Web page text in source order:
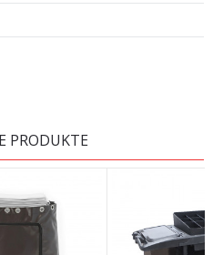
PRODUKTE